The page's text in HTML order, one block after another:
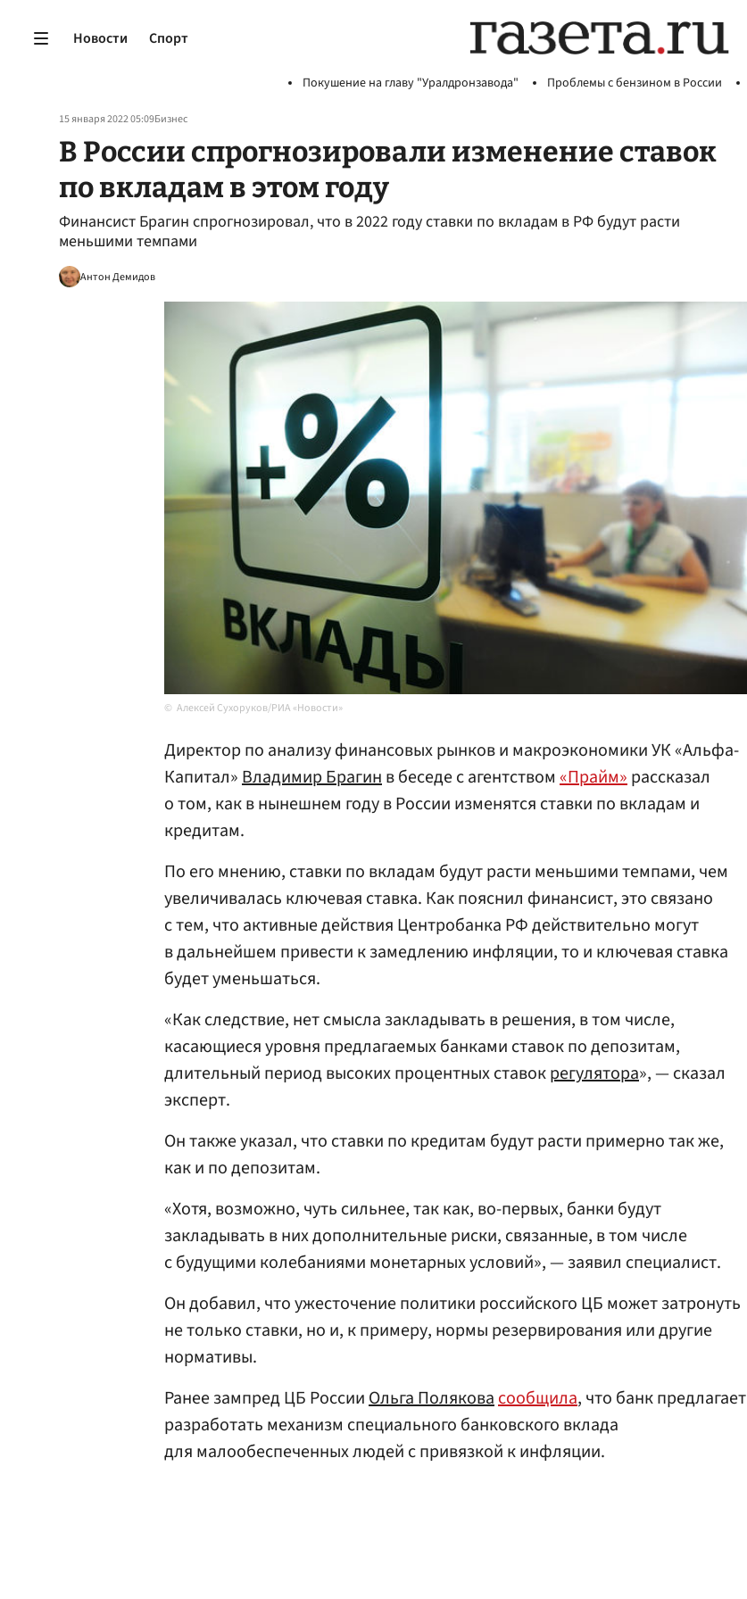
Новости Спорт
Покушение на главу "Уралдронзавода" Проблемы с бензином в России
15 января 2022 05:09Бизнес
В России спрогнозировали изменение ставок
по вкладам в этом году
Финансист Брагин спрогнозировал, что в 2022 году ставки по вкладам в РФ будут расти
меньшими темпами
Антон Демидов
Алексей Сухоруков/РИА «Новости»
Директор по анализу финансовых рынков и макроэкономики УК «Альфа-
Капитал»Владимир Брагинв беседе с агентством «Прайм»рассказал
о том, как в нынешнем году в России изменятся ставки по вкладам и
кредитам.
По его мнению, ставки по вкладам будут расти меньшими темпами, чем
увеличивалась ключевая ставка. Как пояснил финансист, это связано
с тем, что активные действия Центробанка РФ действительно могут
в дальнейшем привести к замедлению инфляции, то и ключевая ставка
будет уменьшаться.
«Как следствие, нет смысла закладывать в решения, в том числе,
касающиеся уровня предлагаемых банками ставок по депозитам,
длительный период высоких процентных ставокрегулятора», — сказал
эксперт.
Он также указал, что ставки по кредитам будут расти примерно так же,
как и по депозитам.
«Хотя, возможно, чуть сильнее, так как, во-первых, банки будут
закладывать в них дополнительные риски, связанные, в том числе
с будущими колебаниями монетарных условий», — заявил специалист.
Он добавил, что ужесточение политики российского ЦБ может затронуть
не только ставки, но и, к примеру, нормы резервирования или другие
нормативы.
Ранее зампред ЦБ РоссииОльга Поляковасообщила, что банк предлагает
разработать механизм специального банковского вклада
для малообеспеченных людей с привязкой к инфляции.